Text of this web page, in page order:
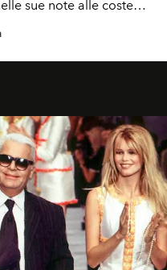
sue note alle coste